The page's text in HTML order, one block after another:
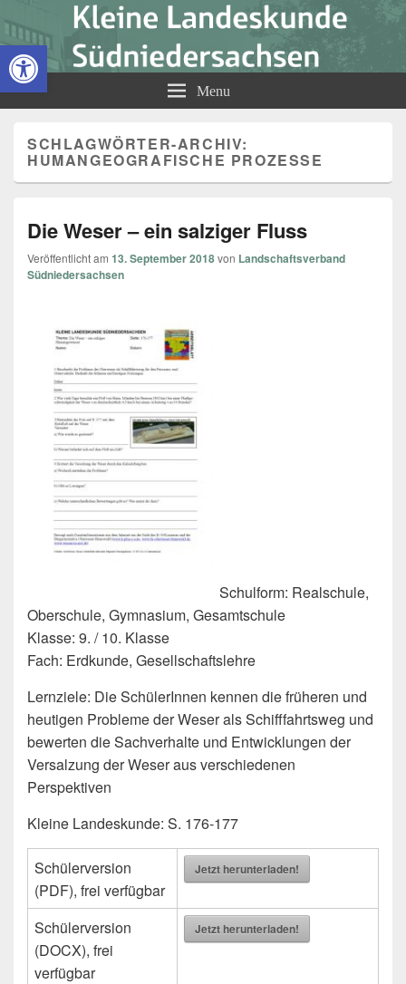
Open toolbar
Kleine Landeskunde
Südniedersachsen
Menu
SCHLAGWÖRTER-ARCHIV:
HUMANGEOGRAFISCHE PROZESSE
Die Weser – ein salziger Fluss
Veröffentlicht am 13. September 2018von Landschaftsverband
Südniedersachsen
Schulform: Realschule,
Oberschule, Gymnasium, Gesamtschule
Klasse: 9. / 10. Klasse
Fach: Erdkunde, Gesellschaftslehre
Lernziele: Die SchülerInnen kennen die früheren und
heutigen Probleme der Weser als Schifffahrtsweg und
bewerten die Sachverhalte und Entwicklungen der
Versalzung der Weser aus verschiedenen
Perspektiven
Kleine Landeskunde: S. 176-177
Schülerversion
(PDF), frei verfügbar
Jetzt herunterladen!
Schülerversion
(DOCX), frei
verfügbar
Jetzt herunterladen!